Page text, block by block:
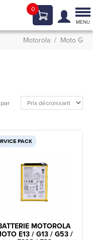
0
MENU
Motorola Moto G
PACK
MOTOROLA
E13 / G13 / G53 /